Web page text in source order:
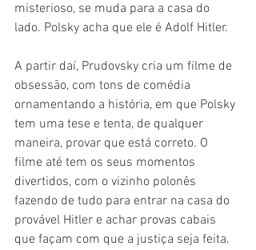
misterioso, se muda para a casa do
lado. Polsky acha que ele é Adolf Hitler.
A partir daí, Prudovsky cria um filme de
obsessão, com tons de comédia
ornamentando a história, em que Polsky
tem uma tese e tenta, de qualquer
maneira, provar que está correto. O
filme até tem os seus momentos
divertidos, com o vizinho polonês
fazendo de tudo para entrar na casa do
provável Hitler e achar provas cabais
que façam com que a justiça seja feita.